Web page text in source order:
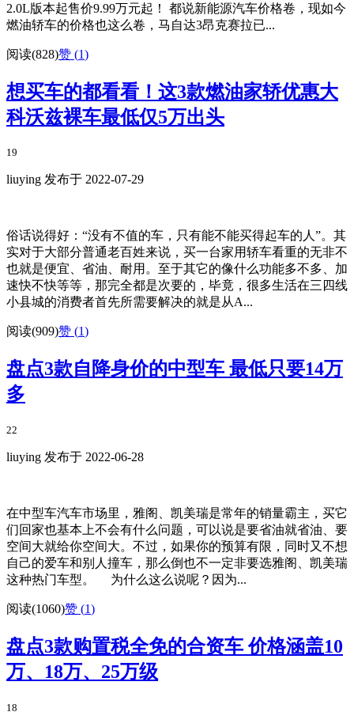
2.0L版本起售价9.99万元起！ 都说新能源汽车价格卷，现如今
燃油轿车的价格也这么卷，马自达3昂克赛拉已...
阅读(828)赞 (1)
想买车的都看看！这3款燃油家轿优惠大
科沃兹裸车最低仅5万出头
19
liuying 发布于 2022-07-29
俗话说得好：“没有不值的车，只有能不能买得起车的人”。其
实对于大部分普通老百姓来说，买一台家用轿车看重的无非不
也就是便宜、省油、耐用。至于其它的像什么功能多不多、加
速快不快等等，那完全都是次要的，毕竟，很多生活在三四线
小县城的消费者首先所需要解决的就是从A...
阅读(909)赞 (1)
盘点3款自降身价的中型车 最低只要14万
多
22
liuying 发布于 2022-06-28
在中型车汽车市场里，雅阁、凯美瑞是常年的销量霸主，买它
们回家也基本上不会有什么问题，可以说是要省油就省油、要
空间大就给你空间大。不过，如果你的预算有限，同时又不想
自己的爱车和别人撞车，那么倒也不一定非要选雅阁、凯美瑞
这种热门车型。 为什么这么说呢？因为...
阅读(1060)赞 (1)
盘点3款购置税全免的合资车 价格涵盖10
万、18万、25万级
18